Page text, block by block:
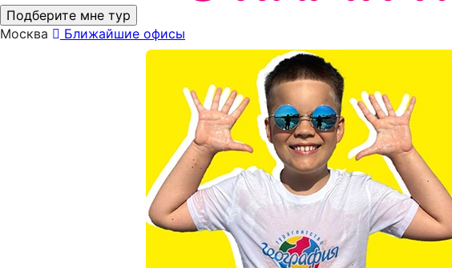
Подберите мне тур
Москва
Ближайшие офисы